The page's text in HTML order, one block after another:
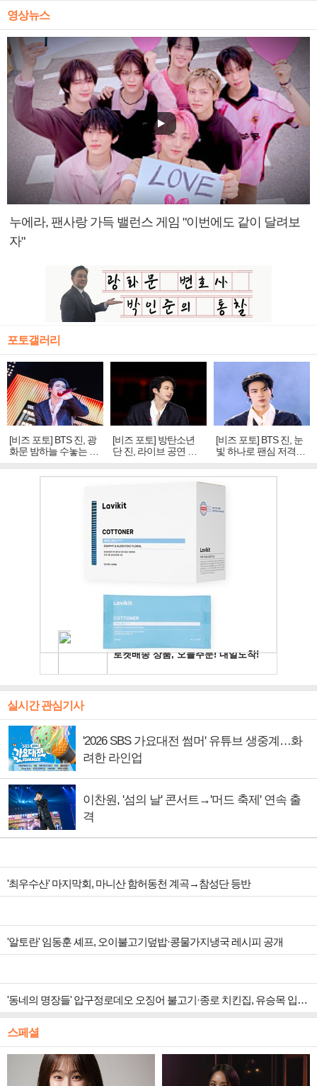
영상뉴스
누에라, 팬사랑 가득 밸런스 게임 "이번에도 같이 달려보
자"
포토갤러리
[비즈 포토] BTS 진, 광
화문 밤하늘 수놓는 '비
주얼 킹'의 열창
[비즈 포토] 방탄소년
단 진, 라이브 공연 중
빛나는 독보적 아우라
[비즈 포토] BTS 진, 눈
빛 하나로 팬심 저격…
독보적 카리스마
실시간 관심기사
'2026 SBS 가요대전 썸머' 유튜브 생중계…화
려한 라인업
이찬원, '섬의 날' 콘서트→'머드 축제' 연속 출
격
'최우수산' 마지막회, 마니산 함허동천 계곡→참성단 등반
'알토란' 임동훈 셰프, 오이불고기덮밥·콩물가지냉국 레시피 공개
'동네의 명장들' 압구정로데오 오징어 불고기·종로 치킨집, 유승목 입맛 저격
스페셜